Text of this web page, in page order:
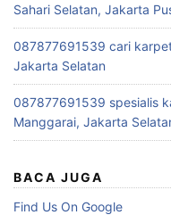
Sahari Selatan, Jakarta
087877691539 cari
Jakarta Selatan
087877691539 spesialis
Manggarai, Jakarta
BACA JUGA
Find Us On Google